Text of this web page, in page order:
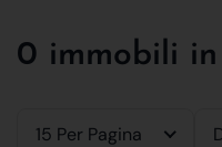
0 immobili
15 Per Pagina